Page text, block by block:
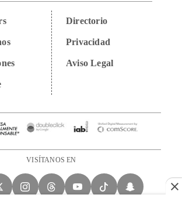
Directorio
Privacidad
Aviso Legal
VISÍTANOS EN